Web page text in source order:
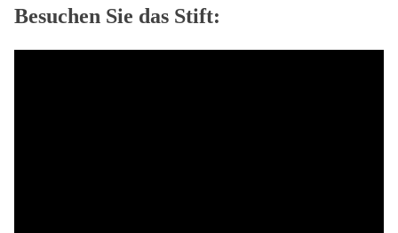
Besuchen Sie das Stift: